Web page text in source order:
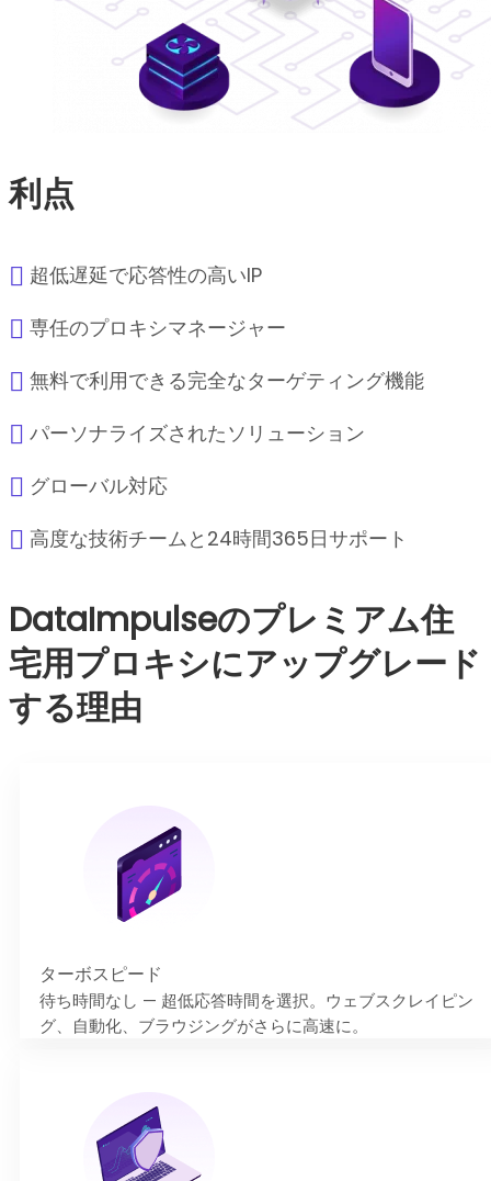
利点
超低遅延で応答性の高いIP
専任のプロキシマネージャー
無料で利用できる完全なターゲティング機能
パーソナライズされたソリューション
グローバル対応
高度な技術チームと24時間365日サポート
DataImpulseのプレミアム住
宅用プロキシにアップグレード
する理由
ターボスピード
待ち時間なし — 超低応答時間を選択。ウェブスクレイピン
グ、自動化、ブラウジングがさらに高速に。